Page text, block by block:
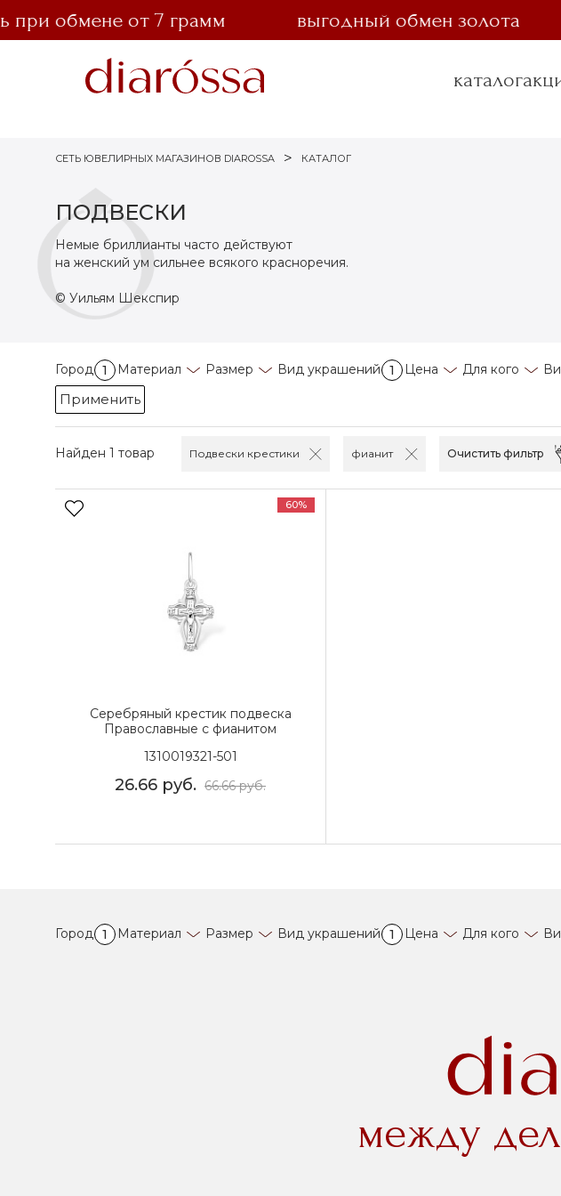
обмене от 7 грамм выгодный обмен золота
каталог
СЕТЬ ЮВЕЛИРНЫХ МАГАЗИНОВ DIAROSSA КАТАЛОГ
ПОДВЕСКИ
Немые бриллианты часто действуют
на женский ум сильнее всякого красноречия.
© Уильям Шекспир
Город 1 Материал Размер Вид украшений 1 Цена Для кого
Найден 1 товар Подвески крестики фианит Очистить фильтр
Применить
60%
Серебряный крестик подвеска
Православные с фианитом
1310019321-501
26.66 руб. 66.66руб.
Город 1 Материал Размер Вид украшений 1 Цена Для кого
между